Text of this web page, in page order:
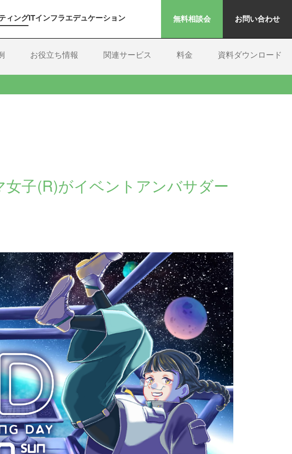
ィングITインフラエデュケーション 無料相談会 お問い合わせ
お役立ち情報 関連サービス 料金 資料ダウンロード
女子(R)がイベントアンバサダー